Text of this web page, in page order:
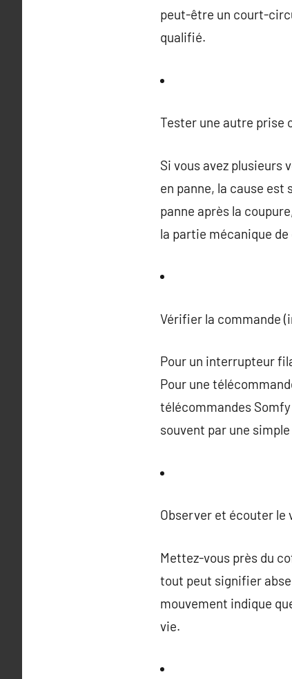
peut-être un court-
qualifié.
Tester une autre prise
Si vous avez plusieurs
en panne, la cause
panne après la
la partie mécanique de
Vérifier la commande
Pour un interrupteur
Pour une
télécommandes
souvent par une
Observer et écouter le
Mettez-vous près du
tout peut signifier
mouvement indique
vie.